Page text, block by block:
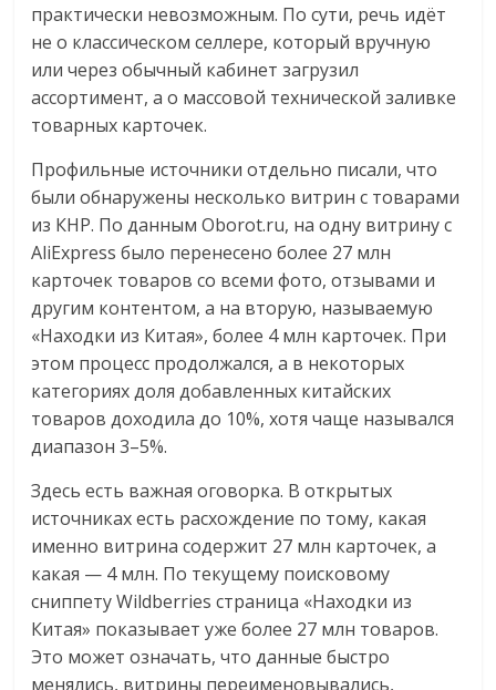
практически невозможным. По сути, речь идёт
не о классическом селлере, который вручную
или через обычный кабинет загрузил
ассортимент, а о массовой технической заливке
товарных карточек.
Профильные источники отдельно писали, что
были обнаружены несколько витрин с товарами
из КНР. По данным Oborot.ru, на одну витрину с
AliExpress было перенесено более 27 млн
карточек товаров со всеми фото, отзывами и
другим контентом, а на вторую, называемую
«Находки из Китая», более 4 млн карточек. При
этом процесс продолжался, а в некоторых
категориях доля добавленных китайских
товаров доходила до 10%, хотя чаще назывался
диапазон 3–5%.
Здесь есть важная оговорка. В открытых
источниках есть расхождение по тому, какая
именно витрина содержит 27 млн карточек, а
какая — 4 млн. По текущему поисковому
сниппету Wildberries страница «Находки из
Китая» показывает уже более 27 млн товаров.
Это может означать, что данные быстро
менялись, витрины переименовывались,